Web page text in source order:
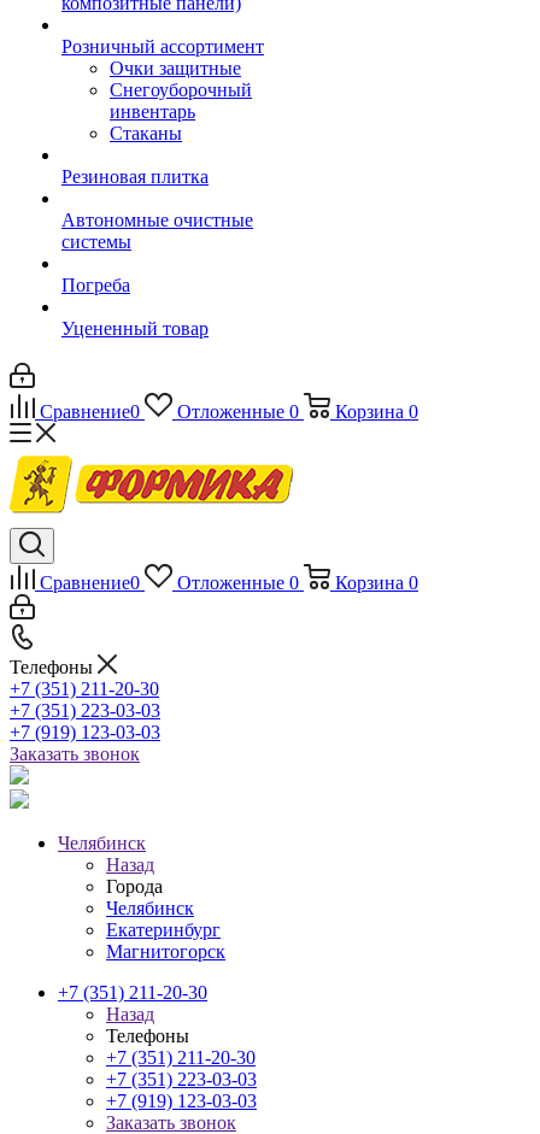
Розничный ассортимент
Очки защитные
Снегоуборочный
инвентарь
Стаканы
Резиновая плитка
Автономные очистные
системы
Погреба
Уцененный товар
Сравнение0 Отложенные 0 Корзина 0
Сравнение0 Отложенные 0 Корзина 0
Телефоны
+7 (351) 211-20-30
+7 (351) 223-03-03
+7 (919) 123-03-03
Заказать звонок
Челябинск
Назад
Города
Челябинск
Екатеринбург
Магнитогорск
+7 (351) 211-20-30
Назад
Телефоны
+7 (351) 211-20-30
+7 (351) 223-03-03
+7 (919) 123-03-03
Заказать звонок